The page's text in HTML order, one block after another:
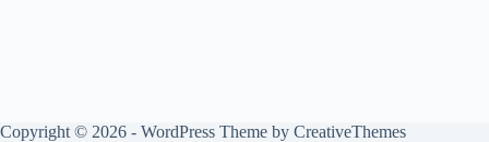
Copyright © 2026 - WordPress Theme by CreativeThemes